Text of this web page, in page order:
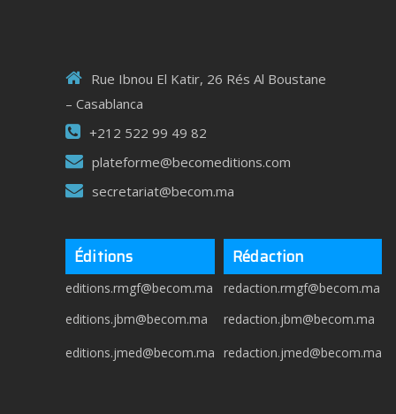
Rue Ibnou El Katir, 26 Rés Al Boustane
– Casablanca
+212 522 99 49 82
plateforme@becomeditions.com
secretariat@becom.ma
Éditions
editions.rmgf@becom.ma
editions.jbm@becom.ma
editions.jmed@becom.ma
Rédaction
redaction.rmgf@becom.ma
redaction.jbm@becom.ma
redaction.jmed@becom.ma